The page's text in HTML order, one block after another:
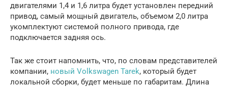
двигателями 1,4 и 1,6 литра будет установлен передний
привод, самый мощный двигатель, объемом 2,0 литра
укомплектуют системой полного привода, где
подключается задняя ось.
Так же стоит напомнить, что, по словам представителей
компании, новый Volkswagen Tarek, который будет
локальной сборки, будет меньше по габаритам. Длина